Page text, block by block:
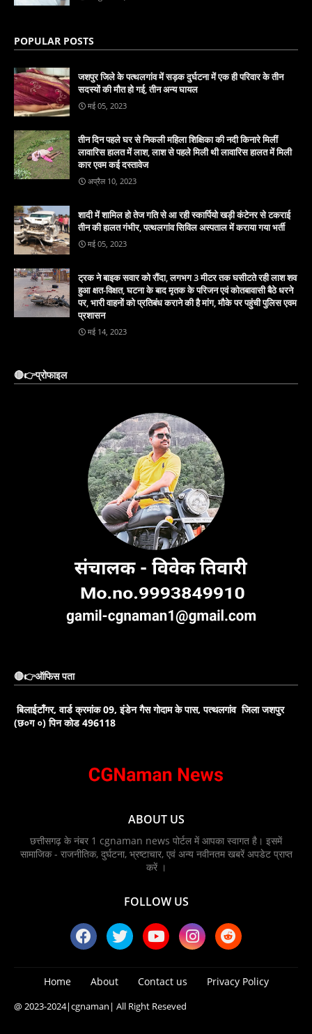
POPULAR POSTS
जशपुर जिले के पत्थलगांव में सड़क दुर्घटना में एक ही परिवार के तीन
सदस्यों की मौत हो गई, तीन अन्य घायल
मई 05, 2023
तीन दिन पहले घर से निकली महिला शिक्षिका की नदी किनारे मिलीं
लावारिस हालत में लाश, लाश से पहले मिली थी लावारिस हालत में मिली
कार एवम कई दस्तावेज
अप्रैल 10, 2023
शादी में शामिल हो तेज गति से आ रही स्कार्पियो खड़ी कंटेनर से टकराई
तीन की हालत गंभीर, पत्थलगांव सिविल अस्पताल में कराया गया भर्ती
मई 05, 2023
ट्रक ने बाइक सवार को रौंदा, लगभग 3 मीटर तक घसीटते रही लाश शव
हुआ क्षत-विक्षत, घटना के बाद मृतक के परिजन एवं कोतबावासी बैठे धरने
पर, भारी वाहनों को प्रतिबंध कराने की है मांग, मौके पर पहुंची पुलिस एवम
प्रशासन
मई 14, 2023
🔴👉प्रोफाइल
🔴👉ऑफिस पता
बिलाईटाँगर, वार्ड क्रमांक 09, इंडेन गैस गोदाम के पास, पत्थलगांव जिला जशपुर
(छ०ग ०) पिन कोड 496118
ABOUT US
छत्तीसगढ़ के नंबर 1 cgnaman news पोर्टल में आपका स्वागत है। इसमें
सामाजिक - राजनीतिक, दुर्घटना, भ्रष्टाचार, एवं अन्य नवीनतम खबरें अपडेट प्राप्त
करें ।
FOLLOW US
Home About Contact us Privacy Policy
@ 2023-2024|cgnaman| All Right Reseved